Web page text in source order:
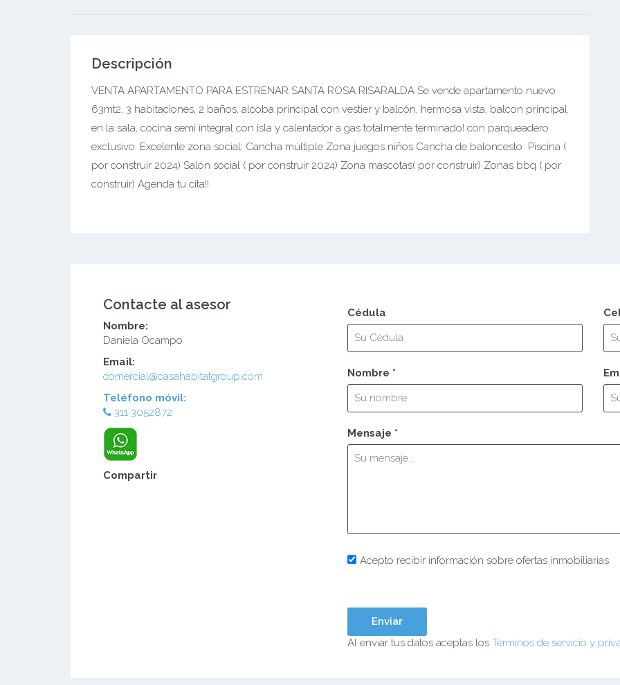
Descripción
VENTA APARTAMENTO PARA ESTRENAR SANTA ROSA RISARALDA Se vende apartamento nuevo
63mt2, 3 habitaciones, 2 baños, alcoba principal con vestier y balcón, hermosa vista, balcon principal
en la sala, cocina semi integral con isla y calentador a gas totalmente terminado! con parqueadero
exclusivo. Excelente zona social: Cancha múltiple Zona juegos niños Cancha de baloncesto Piscina (
por construir 2024) Salón social ( por construir 2024) Zona mascotas( por construir) Zonas bbq ( por
construir) Agenda tu cita!!
Contacte al asesor
Nombre:
Daniela Ocampo
Email:
comercial@casahabitatgroup.com
Teléfono móvil:
311 3052872
Compartir
Cédula
Nombre *
Mensaje *
Acepto recibir información sobre ofertas inmobiliarias
Al enviar tus datos aceptas los Términos de servicio y